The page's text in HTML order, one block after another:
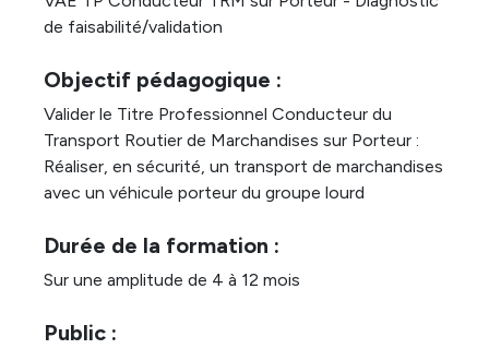
de faisabilité/validation
Objectif pédagogique :
Valider le Titre Professionnel Conducteur du
Transport Routier de Marchandises sur Porteur :
Réaliser, en sécurité, un transport de marchandises
avec un véhicule porteur du groupe lourd
Durée de la formation :
Sur une amplitude de 4 à 12 mois
Public :